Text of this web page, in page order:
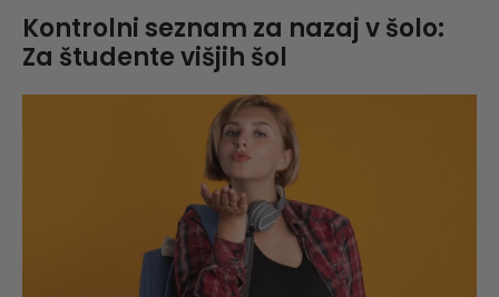
Kontrolni seznam za nazaj v šolo:
Za študente višjih šol